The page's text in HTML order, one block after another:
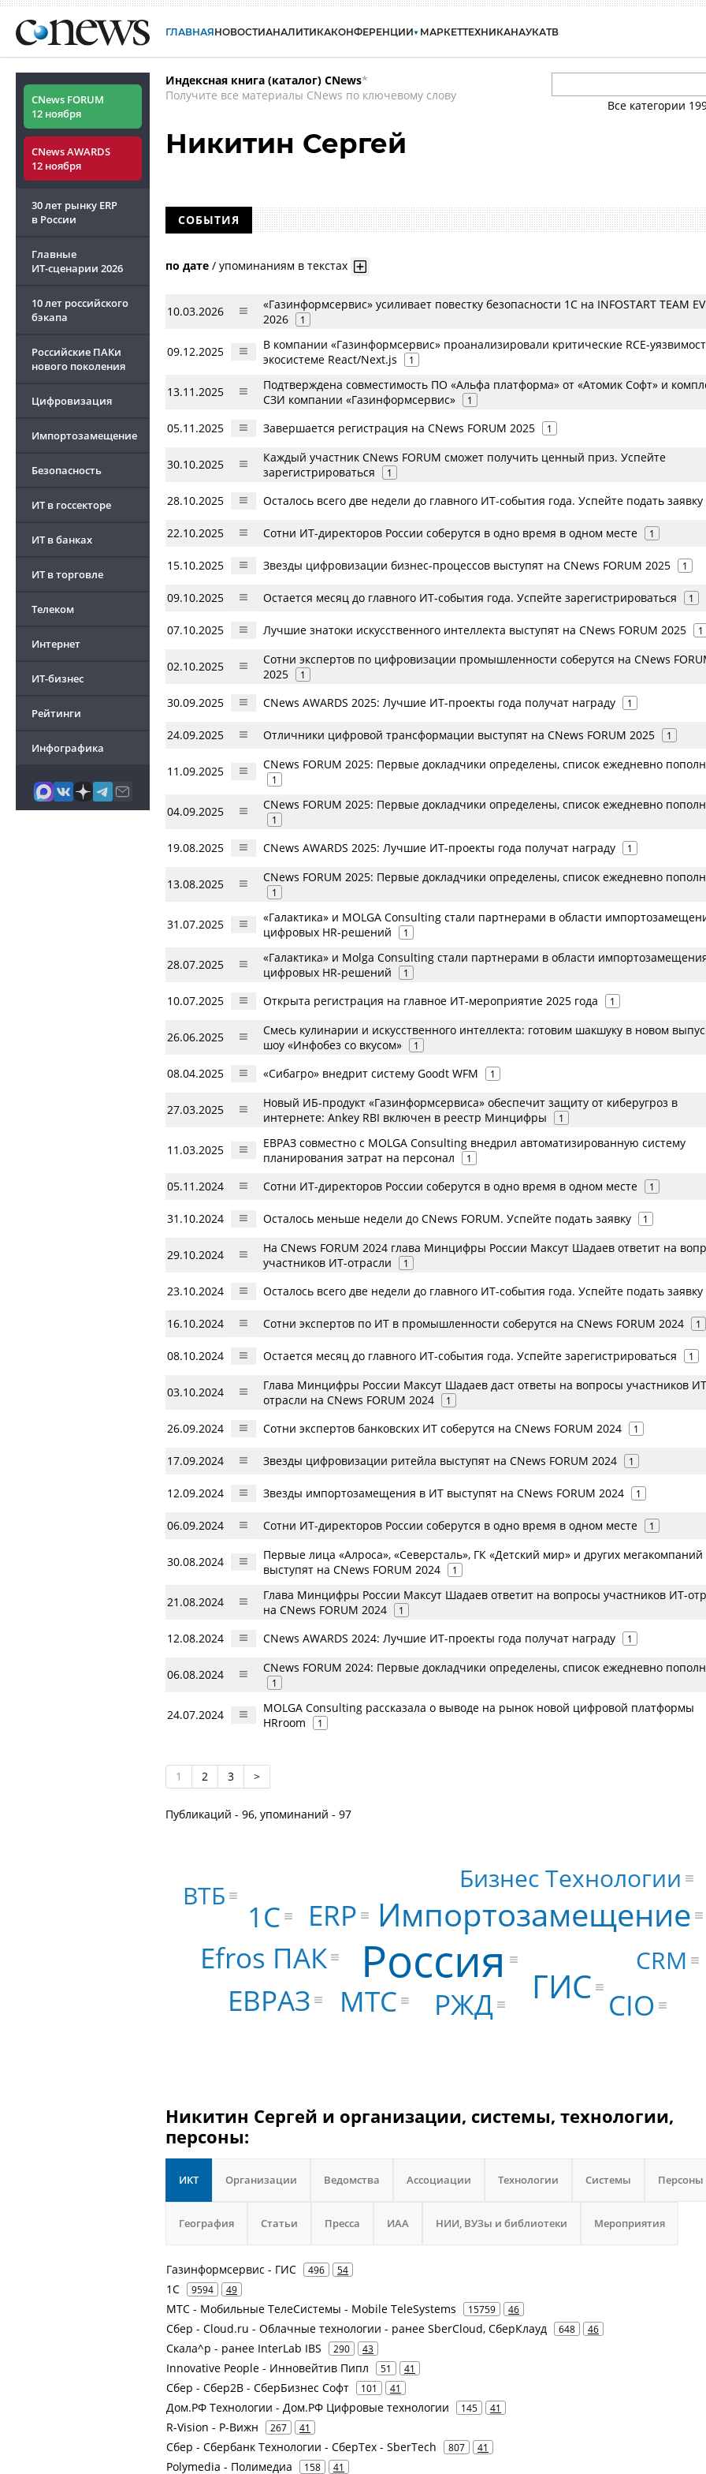
ГЛАВНАЯНОВОСТИАНАЛИТИКАКОНФЕРЕНЦИИ МАРКЕТТЕХНИКАНАУКАТВ
CNews FORUM
12 ноября
CNews AWARDS
12 ноября
30 лет рынку ERP
в России
Главные
ИТ-сценарии 2026
10 лет российского
бэкапа
Российские ПАКи
нового поколения
Цифровизация
Импортозамещение
Безопасность
ИТ в госсекторе
ИТ в банках
ИТ в торговле
Телеком
Интернет
ИТ-бизнес
Рейтинги
Инфографика
Индексная книга (каталог) CNews*
Получите все материалы CNews по ключевому слову
Все категории
Никитин Сергей
СОБЫТИЯ
по дате / упоминаниям в текстах
10.03.2026
«Газинформсервис» усиливает повестку безопасности 1С на INFOSTART TEAM
2026
1
09.12.2025
В компании «Газинформсервис» проанализировали критические RCE-
экосистеме React/Next.js
1
13.11.2025
Подтверждена совместимость ПО «Альфа платформа» от «Атомик Софт» и
СЗИ компании «Газинформсервис»
1
05.11.2025 Завершается регистрация на CNews FORUM 2025 1
30.10.2025
Каждый участник CNews FORUM сможет получить ценный приз. Успейте
зарегистрироваться
1
28.10.2025 Осталось всего две недели до главного ИТ-события года. Успейте подать заявку
22.10.2025 Сотни ИТ-директоров России соберутся в одно время в одном месте 1
15.10.2025 Звезды цифровизации бизнес-процессов выступят на CNews FORUM 2025 1
09.10.2025 Остается месяц до главного ИТ-события года. Успейте зарегистрироваться 1
07.10.2025 Лучшие знатоки искусственного интеллекта выступят на CNews FORUM 2025 1
02.10.2025
Сотни экспертов по цифровизации промышленности соберутся на CNews
2025
1
30.09.2025 CNews AWARDS 2025: Лучшие ИТ-проекты года получат награду 1
24.09.2025 Отличники цифровой трансформации выступят на CNews FORUM 2025 1
11.09.2025 CNews FORUM 2025: Первые докладчики определены, список ежедневно
1
04.09.2025 CNews FORUM 2025: Первые докладчики определены, список ежедневно
1
19.08.2025 CNews AWARDS 2025: Лучшие ИТ-проекты года получат награду 1
13.08.2025 CNews FORUM 2025: Первые докладчики определены, список ежедневно
1
31.07.2025
«Галактика» и MOLGA Consulting стали партнерами в области
цифровых HR-решений
1
28.07.2025
«Галактика» и Molga Consulting стали партнерами в области
цифровых HR-решений
1
10.07.2025 Открыта регистрация на главное ИТ-мероприятие 2025 года 1
26.06.2025
Смесь кулинарии и искусственного интеллекта: готовим шакшуку в новом
шоу «Инфобез со вкусом»
1
08.04.2025 «Сибагро» внедрит систему Goodt WFM 1
27.03.2025
Новый ИБ-продукт «Газинформсервиса» обеспечит защиту от киберугроз в
интернете: Ankey RBI включен в реестр Минцифры
1
11.03.2025
ЕВРАЗ совместно с MOLGA Consulting внедрил автоматизированную систему
планирования затрат на персонал
1
05.11.2024 Сотни ИТ-директоров России соберутся в одно время в одном месте 1
31.10.2024 Осталось меньше недели до CNews FORUM. Успейте подать заявку 1
29.10.2024
На CNews FORUM 2024 глава Минцифры России Максут Шадаев ответит на
участников ИТ-отрасли
1
23.10.2024 Осталось всего две недели до главного ИТ-события года. Успейте подать заявку
16.10.2024 Сотни экспертов по ИТ в промышленности соберутся на CNews FORUM 2024 1
08.10.2024 Остается месяц до главного ИТ-события года. Успейте зарегистрироваться 1
03.10.2024
Глава Минцифры России Максут Шадаев даст ответы на вопросы участников
отрасли на CNews FORUM 2024
1
26.09.2024 Сотни экспертов банковских ИТ соберутся на CNews FORUM 2024 1
17.09.2024 Звезды цифровизации ритейла выступят на CNews FORUM 2024 1
12.09.2024 Звезды импортозамещения в ИТ выступят на CNews FORUM 2024 1
06.09.2024 Сотни ИТ-директоров России соберутся в одно время в одном месте 1
30.08.2024
Первые лица «Алроса», «Северсталь», ГК «Детский мир» и других мегакомпаний
выступят на CNews FORUM 2024
1
21.08.2024
Глава Минцифры России Максут Шадаев ответит на вопросы участников ИТ-
на CNews FORUM 2024
1
12.08.2024 CNews AWARDS 2024: Лучшие ИТ-проекты года получат награду 1
06.08.2024 CNews FORUM 2024: Первые докладчики определены, список ежедневно
1
24.07.2024
MOLGA Consulting рассказала о выводе на рынок новой цифровой платформы
HRroom
1
1 2 3 >
Публикаций - 96, упоминаний - 97
Россия
Импортозамещение
ГИС
ERP
1С
Efros ПАК
ЕВРАЗ
МТС РЖД CIO
CRM
ВТБ
Бизнес Технологии
Никитин Сергей и организации, системы, технологии,
персоны:
ИКТ Организации Ведомства Ассоциации Технологии Системы Персоны
География Статьи Пресса ИАА НИИ, ВУЗы и библиотеки Мероприятия
Газинформсервис - ГИС 496 54
1С 9594 49
МТС - Мобильные ТелеСистемы - Mobile TeleSystems 15759 46
Сбер - Cloud.ru - Облачные технологии - ранее SberCloud, СберКлауд 648 46
Скала^р - ранее InterLab IBS 290 43
Innovative People - Инновейтив Пипл 51 41
Сбер - Сбер2В - СберБизнес Софт 101 41
Дом.РФ Технологии - Дом.РФ Цифровые технологии 145 41
R-Vision - Р-Вижн 267 41
Сбер - Сбербанк Технологии - СберТех - SberTech 807 41
Polymedia - Полимедиа 158 41